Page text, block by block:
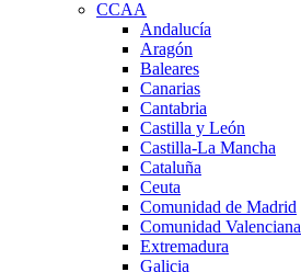
CCAA
Andalucía
Aragón
Baleares
Canarias
Cantabria
Castilla y León
Castilla-La Mancha
Cataluña
Ceuta
Comunidad de Madrid
Comunidad Valenciana
Extremadura
Galicia